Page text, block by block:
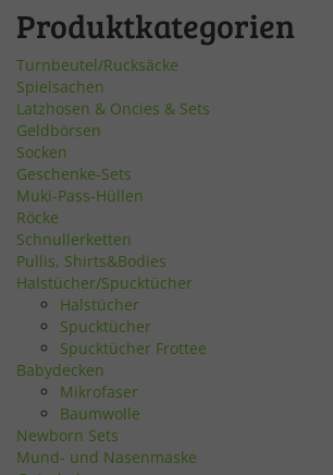
Produktkategorien
Turnbeutel/Rucksäcke
Spielsachen
Latzhosen & Oncies & Sets
Geldbörsen
Socken
Geschenke-Sets
Muki-Pass-Hüllen
Röcke
Schnullerketten
Pullis, Shirts&Bodies
Halstücher/Spucktücher
Halstücher
Spucktücher
Spucktücher Frottee
Babydecken
Mikrofaser
Baumwolle
Newborn Sets
Mund- und Nasenmaske